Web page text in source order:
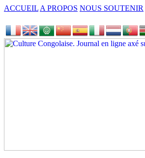
ACCUEIL A PROPOS NOUS SOUTENIR